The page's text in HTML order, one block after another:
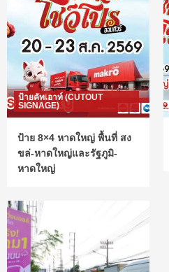
ป้ายคัทเอาท์ (CUTOUT
SIGNAGE)
ป้าย 8×4 หาดใหญ่ พื้นที่ สง
ขล่-หาดใหญ่และรัฐภูมิ-
หาดใหญ่